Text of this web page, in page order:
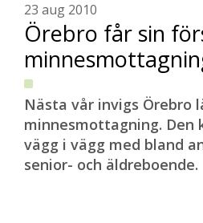
23 aug 2010
Örebro får sin
Nästa vår invigs Örebro
minnesmottagning. Den
vägg i vägg med bland
senior- och äldreboende.